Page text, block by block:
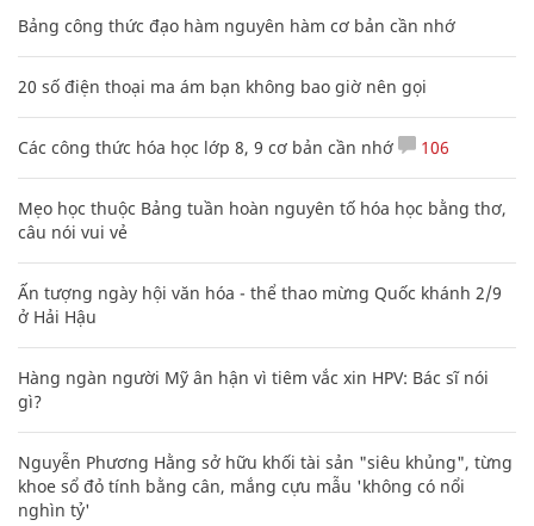
Bảng công thức đạo hàm nguyên hàm cơ bản cần nhớ
20 số điện thoại ma ám bạn không bao giờ nên gọi
Các công thức hóa học lớp 8, 9 cơ bản cần nhớ 106
Mẹo học thuộc Bảng tuần hoàn nguyên tố hóa học bằng thơ,
câu nói vui vẻ
Ấn tượng ngày hội văn hóa - thể thao mừng Quốc khánh 2/9
ở Hải Hậu
Hàng ngàn người Mỹ ân hận vì tiêm vắc xin HPV: Bác sĩ nói
gì?
Nguyễn Phương Hằng sở hữu khối tài sản "siêu khủng", từng
khoe sổ đỏ tính bằng cân, mắng cựu mẫu 'không có nổi
nghìn tỷ'